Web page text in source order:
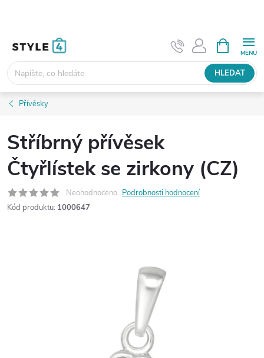
HLEDAT
NÁKUPNÍ
KOŠÍK
Přívěsky
Stříbrný přívěsek
Čtyřlístek se zirkony (CZ)
Neohodnoceno Podrobnosti hodnocení
Kód produktu: 1000647